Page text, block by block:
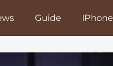
Guide IPhone